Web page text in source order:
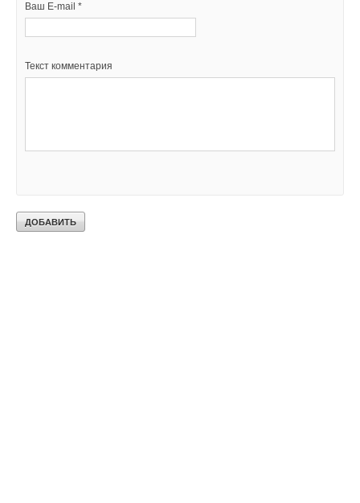
Ваш E-mail *
Текст комментария